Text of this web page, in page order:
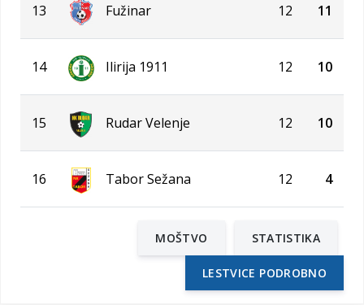
13 Fužinar 12 11
14 Ilirija 1911 12 10
15 Rudar Velenje 12 10
16 Tabor Sežana 12 4
MOŠTVO STATISTIKA
LESTVICE PODROBNO